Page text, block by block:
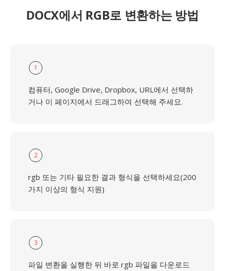
DOCX에서 RGB로 변환하는 방법
1
컴퓨터, Google Drive, Dropbox, URL에서 선택하
거나 이 페이지에서 드래그하여 선택해 주세요.
2
rgb 또는 기타 필요한 결과 형식을 선택하세요(200
가지 이상의 형식 지원)
3
파일 변환을 실행한 뒤 바로 rgb 파일을 다운로드